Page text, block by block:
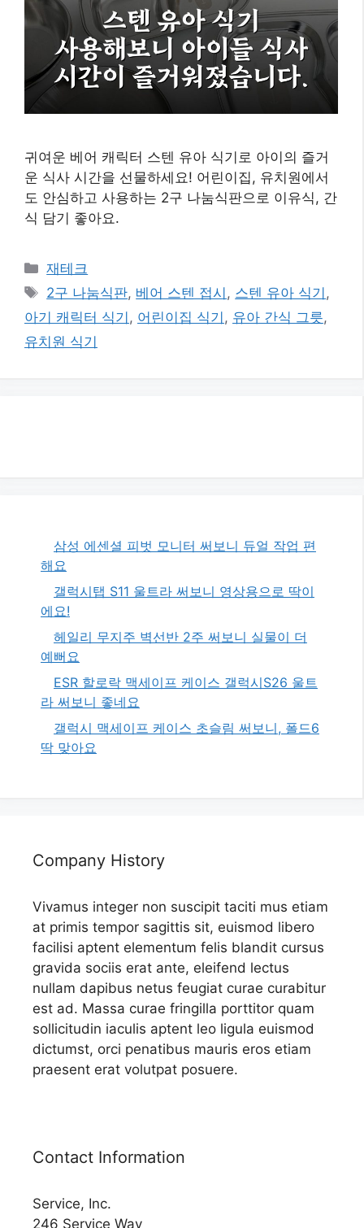
귀여운 베어 캐릭터 스텐 유아 식기로 아이의 즐거
운 식사 시간을 선물하세요! 어린이집, 유치원에서
도 안심하고 사용하는 2구 나눔식판으로 이유식, 간
식 담기 좋아요.
카
테
리
재테크
태
그
2구 나눔식판, 베어 스텐 접시 , 스텐 유아 식기 ,
아기 캐릭터 식기 , 어린이집 식기 , 유아 간식 그릇,
유치원 식기
삼성 에센셜 피벗 모니터 써보니 듀얼 작업 편
해요
갤럭시탭 S11 울트라 써보니 영상용으로 딱이
에요!
헤일리 무지주 벽선반 2주 써보니 실물이 더
예뻐요
ESR 할로락 맥세이프 케이스 갤럭시S26 울트
라 써보니 좋네요
갤럭시 맥세이프 케이스 초슬림 써보니, 폴드6
딱 맞아요
Company History
Vivamus integer non suscipit taciti mus etiam
at primis tempor sagittis sit, euismod libero
facilisi aptent elementum felis blandit cursus
gravida sociis erat ante, eleifend lectus
nullam dapibus netus feugiat curae curabitur
est ad. Massa curae fringilla porttitor quam
sollicitudin iaculis aptent leo ligula euismod
dictumst, orci penatibus mauris eros etiam
praesent erat volutpat posuere.
Contact Information
Service, Inc.
246 Service Way